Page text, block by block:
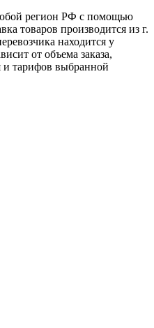
регион РФ с помощью
товаров производится из г.
находится у
от объема заказа,
и тарифов выбранной